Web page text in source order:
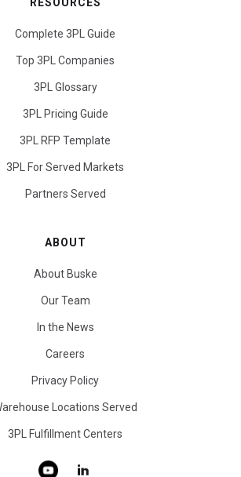
Complete 3PL Guide
Top 3PL Companies
3PL Glossary
3PL Pricing Guide
3PL RFP Template
3PL For Served Markets
Partners Served
ABOUT
About Buske
Our Team
In the News
Careers
Privacy Policy
Locations Served
3PL Fulfillment Centers